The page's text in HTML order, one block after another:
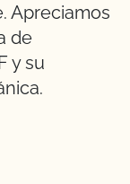
Apreciamos
de
y su